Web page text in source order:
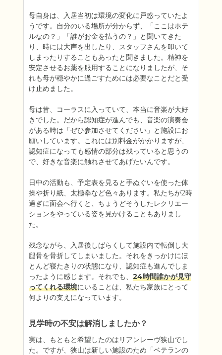
母自身は、入居当初は環境の変化に戸惑っていたよ
うです。自分のいる場所が分からず、「ここはホテ
ルなの？」「誰がお金を払うの？」と聞いてきた
り、時には大声を出したり、スタッフさんを叩いて
しまったりすることもあったと聞きました。精神を
安定させるお薬を服用することになりましたが、そ
れも母が穏やかに過ごすためには必要なことだと受
け止めました。
母は昔、コーラスに入っていて、本当に音楽が大好
きでした。だから認知症が進んでも、音楽の演奏会
がある時は「ぜひ参加させてください」と施設にお
願いしています。これには別料金がかかりますが、
認知症になっても感情の部分は残っていると思うの
で、好きな音楽に触れさせてあげたいんです。
日中の活動も、予定表を見ると手ぬぐいを使った体
操や折り紙、太極拳など色々あります。私たちが2時
過ぎに面会へ行くと、ちょうどそうしたレクリエー
ションをやっている姿を見かけることもありまし
た。
残念ながら、入居後しばらくして施設内で転倒し大
腿骨を骨折してしまいました。それをきっかけにほ
とんど寝たきりの状態になり、認知症も進んでしま
ったように感じます。それでも、 24時間誰かが見守
ってくれる環境にいることは、私たち家族にとって
何よりの支えになっています。
見学時の不安は解消しましたか？
実は、もともと希望したのはリアンレーヴ狭山でし
た。ですが、狭山は新しい施設のため「ベテランの